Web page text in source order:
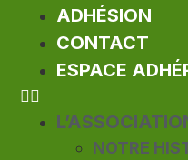
ADHÉSION
CONTACT
ESPACE
NOTRE